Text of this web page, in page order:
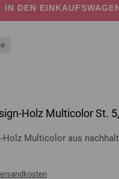
IN DEN
Holz Multicolor St.
Multicolor aus